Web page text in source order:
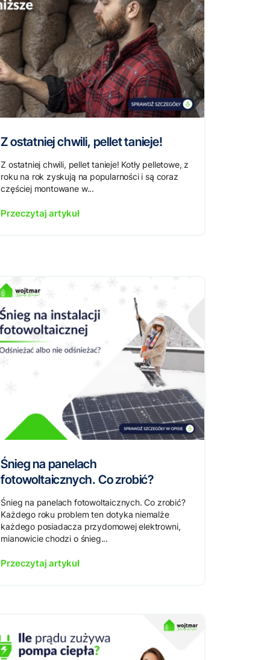
Z ostatniej chwili, pellet tanieje!
Z ostatniej chwili, pellet tanieje! Kotły pelletowe, z
roku na rok zyskują na popularności i są coraz
częściej montowane w...
Przeczytaj artykuł
Śnieg na panelach
fotowoltaicznych. Co zrobić?
Śnieg na panelach fotowoltaicznych. Co zrobić?
Każdego roku problem ten dotyka niemalże
każdego posiadacza przydomowej elektrowni,
mianowicie chodzi o śnieg...
Przeczytaj artykuł